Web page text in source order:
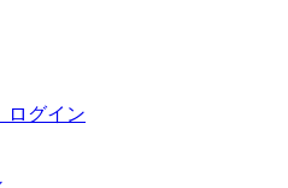
ログイン